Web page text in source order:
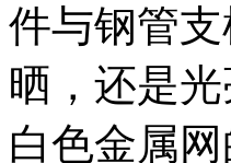
件与钢管
晒，还是
白色金属